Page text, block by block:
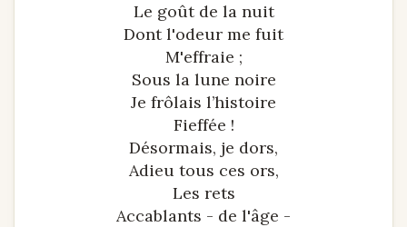
Le goût de la nuit
Dont l'odeur me fuit
M'effraie ;
Sous la lune noire
Je frôlais l’histoire
Fieffée !
Désormais, je dors,
Adieu tous ces ors,
Les rets
Accablants - de l'âge -